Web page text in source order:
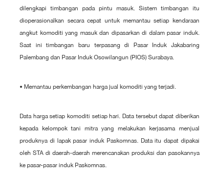
dilengkapi timbangan pada pintu masuk. Sistem timbangan itu
dioperasionalkan secara cepat untuk memantau setiap kendaraan
angkut komoditi yang masuk dan dipasarkan di dalam pasar induk.
Saat ini timbangan baru terpasang di Pasar Induk Jakabaring
Palembang dan Pasar Induk Osowilangun (PIOS) Surabaya.
• Memantau perkembangan harga jual komoditi yang terjadi.
Data harga setiap komoditi setiap hari. Data tersebut dapat diberikan
kepada kelompok tani mitra yang melakukan kerjasama menjual
produknya di lapak pasar induk Paskomnas. Data itu dapat dipakai
oleh STA di daerah-daerah merencanakan produksi dan pasokannya
ke pasar-pasar induk Paskomnas.